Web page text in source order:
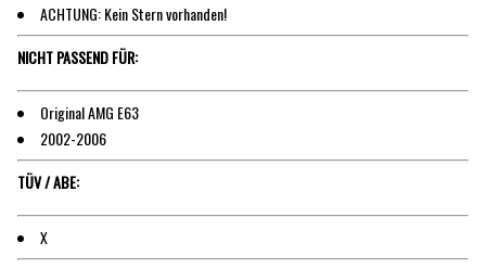
ACHTUNG: Kein Stern vorhanden!
NICHT PASSEND FÜR:
Original AMG E63
2002-2006
TÜV / ABE:
X